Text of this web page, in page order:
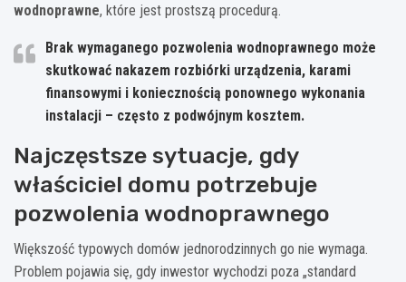
wodnoprawne, które jest prostszą procedurą.
Brak wymaganego pozwolenia wodnoprawnego może
skutkować nakazem rozbiórki urządzenia, karami
finansowymi i koniecznością ponownego wykonania
instalacji – często z podwójnym kosztem.
Najczęstsze sytuacje, gdy
właściciel domu potrzebuje
pozwolenia wodnoprawnego
Większość typowych domów jednorodzinnych go nie wymaga.
Problem pojawia się, gdy inwestor wychodzi poza „standard